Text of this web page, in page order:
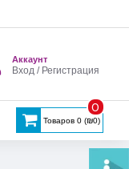
Аккаунт
Вход / Регистрация
Товаров 0 (₪0)
0